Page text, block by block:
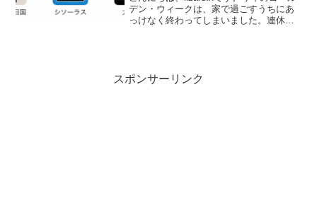
デン・ウィークは、家で過ごすうちにあ
っけなく終わってしまいました。連休最
スポンサーリンク